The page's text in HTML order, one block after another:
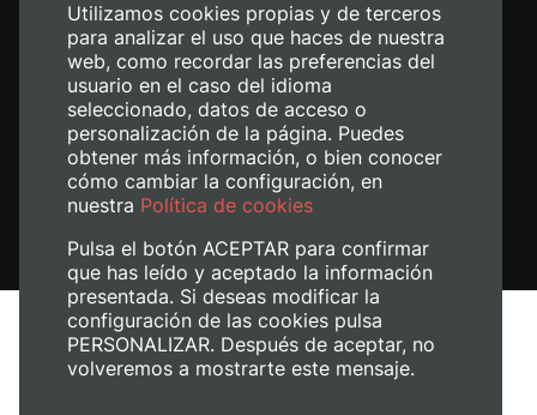
Aviso legal
Política de cookies
Utilizamos cookies propias y de terceros
para analizar el uso que haces de nuestra
web, como recordar las preferencias del
usuario en el caso del idioma
seleccionado, datos de acceso o
personalización de la página. Puedes
obtener más información, o bien conocer
cómo cambiar la configuración, en
nuestra Política de cookies
Pulsa el botón ACEPTAR para confirmar
que has leído y aceptado la información
presentada. Si deseas modificar la
configuración de las cookies pulsa
PERSONALIZAR. Después de aceptar, no
volveremos a mostrarte este mensaje.